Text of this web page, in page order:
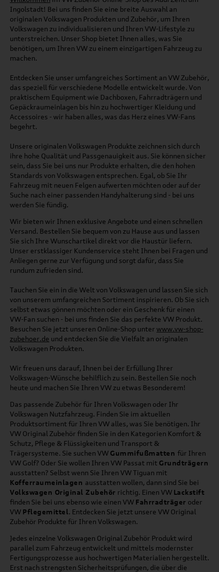
Ingolstadt! Bei uns finden Sie eine breite Auswahl an
originalen Volkswagen Produkten und Zubehör, um Ihren
Volkswagen zu individualisieren und Ihren VW-Lifestyle zu
unterstreichen. Unser Shop bietet Ihnen alles, was Sie
benötigen, um Ihren VW zu einem einzigartigen Fahrzeug zu
machen.
Entdecken Sie unser umfangreiches Sortiment an VW Zubehör,
das speziell für verschiedene Modelle entwickelt wurde. Von
praktischem Equipment wie Dachboxen, Fahrradträgern und
Gepäckraumeinlagen bis hin zu hochwertiger Kleidung und
Accessoires - wir haben alles, was das Herz eines VW-Fans
begehrt.
Unsere originalen Volkswagen Produkte zeichnen sich durch
ihre hohe Qualität und Passgenauigkeit aus. Sie können sicher
sein, dass Sie bei uns nur Produkte erhalten, die den hohen
Standards von Volkswagen entsprechen. Egal, ob Sie Ihr
Fahrzeug mit neuen Felgen aufwerten möchten oder auf der
Suche nach einer passenden Handyhalterung sind - bei uns
werden Sie fündig.
Wir bieten wir Ihnen exklusive Angebote und einen schnellen
Versand. Bestellen Sie bequem von zu Hause aus und lassen
Sie sich Ihre Wunschartikel direkt vor die Haustür liefern.
Unser erstklassiger Kundenservice steht Ihnen bei Fragen und
Anliegen gerne zur Verfügung und sorgt dafür, dass Sie
rundum zufrieden sind.
Tauchen Sie ein in die Welt von Volkswagen und lassen Sie sich
von unserem umfangreichen Sortiment inspirieren. Ob Sie sich
selbst etwas gönnen möchten oder ein Geschenk für einen
VW-Fan suchen - bei uns finden Sie das perfekte VW Produkt.
Besuchen Sie jetzt unseren Online-Shop unter www.vw-shop-
zubehoer.de und entdecken Sie die Vielfalt an originalen
Volkswagen Produkten.
Wir freuen uns darauf, Ihnen bei der Erfüllung Ihrer
Volkswagen-Wünsche behilflich zu sein. Bestellen Sie noch
heute und machen Sie Ihren VW zu etwas Besonderem!
Das passende Zubehör für Ihren Volkswagen oder Ihr
Volkswagen Nutzfahrzeug. Finden Sie im aktuellen
Produktsortiment für Ihren VW alles, was Sie benötigen. Ihr
VW Original Zubehör finden Sie in den Kategorien Komfort &
Schutz, Pflege & Flüssigkeiten und Transport &
Trägersysteme. Sie suchen VW Gummifußmatten für Ihren
VW Golf? Oder Sie wollen Ihren VW Passat mit Grundträgern
ausstatten? Selbst wenn Sie Ihren VW Tiguan mit
Kofferraumeinlagen ausstatten wollen, dann sind Sie bei
Volkswagen Original Zubehör richtig. Einen VW Lackstift
finden Sie bei uns ebenso wie einen VW Fahrradträger oder
VW Pflegemittel. Entdecken Sie jetzt unsere VW Original
Zubehör Produkte für Ihren Volkswagen.
Jedes einzelne Volkswagen Original Zubehör Produkt wird
parallel zum Fahrzeug entwickelt und mittels modernster
Fertigungsprozesse aus hochwertigen Materialien hergestellt.
Erst nach strengsten Sicherheitsprüfungen, die über die